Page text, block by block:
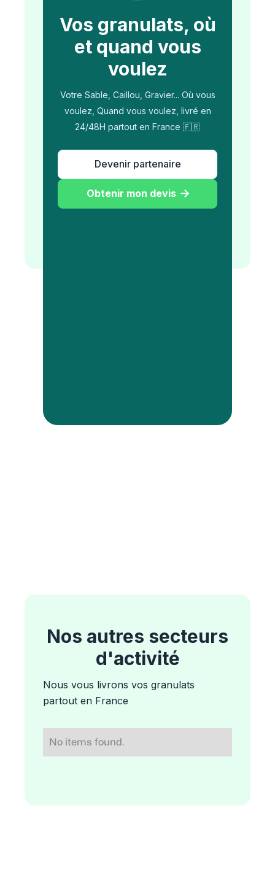
Vos granulats, où
et quand vous
voulez
Votre Sable, Caillou, Gravier... Où vous
voulez, Quand vous voulez, livré en
24/48H partout en France 🇫🇷
Devenir partenaire
Obtenir mon devis 
Nos autres secteurs
d'activité
Nous vous livrons vos granulats
partout en France
No items found.